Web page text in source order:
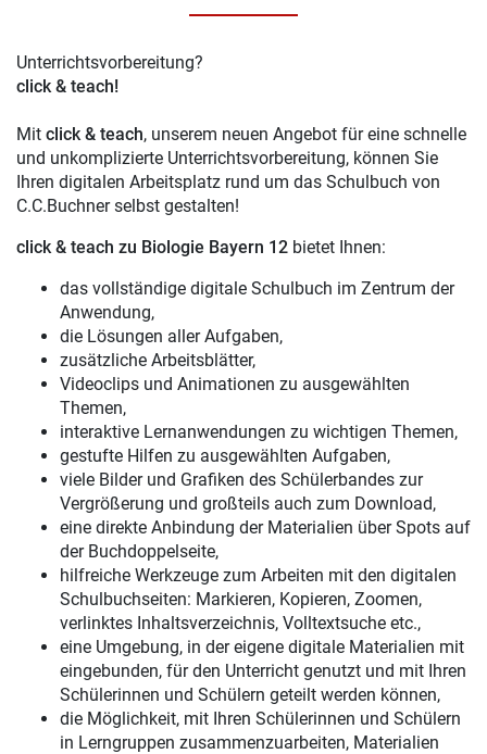
Unterrichtsvorbereitung?
click & teach!
Mit click & teach, unserem neuen Angebot für eine schnelle
und unkomplizierte Unterrichtsvorbereitung, können Sie
Ihren digitalen Arbeitsplatz rund um das Schulbuch von
C.C.Buchner selbst gestalten!
click & teach zu Biologie Bayern 12 bietet Ihnen:
das vollständige digitale Schulbuch im Zentrum der
Anwendung,
die Lösungen aller Aufgaben,
zusätzliche Arbeitsblätter,
Videoclips und Animationen zu ausgewählten
Themen,
interaktive Lernanwendungen zu wichtigen Themen,
gestufte Hilfen zu ausgewählten Aufgaben,
viele Bilder und Grafiken des Schülerbandes zur
Vergrößerung und großteils auch zum Download,
eine direkte Anbindung der Materialien über Spots auf
der Buchdoppelseite,
hilfreiche Werkzeuge zum Arbeiten mit den digitalen
Schulbuchseiten: Markieren, Kopieren, Zoomen,
verlinktes Inhaltsverzeichnis, Volltextsuche etc.,
eine Umgebung, in der eigene digitale Materialien mit
eingebunden, für den Unterricht genutzt und mit Ihren
Schülerinnen und Schülern geteilt werden können,
die Möglichkeit, mit Ihren Schülerinnen und Schülern
in Lerngruppen zusammenzuarbeiten, Materialien